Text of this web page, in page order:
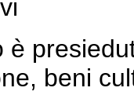
è
beni